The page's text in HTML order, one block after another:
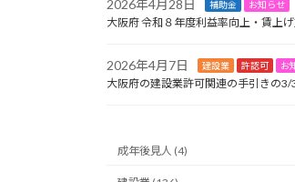
2026年4月28日 補助金 お知らせ
大阪府 令和８年度利益率向上・賃上げ
2026年4月7日 建設業 許認可 お
大阪府の建設業許可関連の手引きの3/
成年後見人 (4)